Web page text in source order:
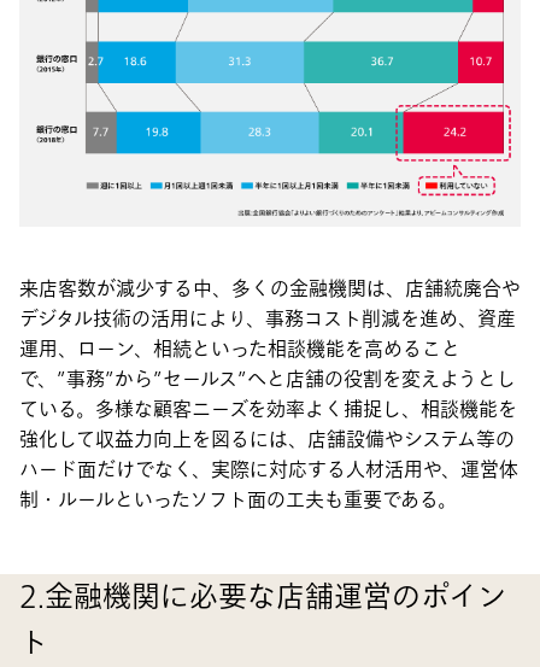
来店客数が減少する中、多くの金融機関は、店舗統廃合や
デジタル技術の活用により、事務コスト削減を進め、資産
運用、ローン、相続といった相談機能を高めること
で、”事務”から”セールス”へと店舗の役割を変えようとし
ている。多様な顧客ニーズを効率よく捕捉し、相談機能を
強化して収益力向上を図るには、店舗設備やシステム等の
ハード面だけでなく、実際に対応する人材活用や、運営体
制・ルールといったソフト面の工夫も重要である。
2.金融機関に必要な店舗運営のポイン
ト